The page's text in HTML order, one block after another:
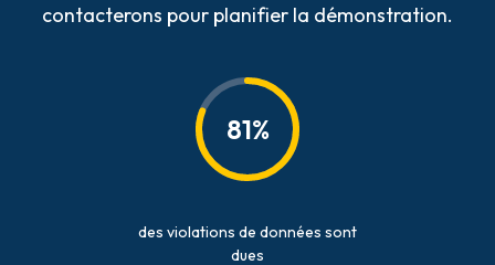
contacterons pour planifier la démonstration.
81%
des violations de données sont
dues